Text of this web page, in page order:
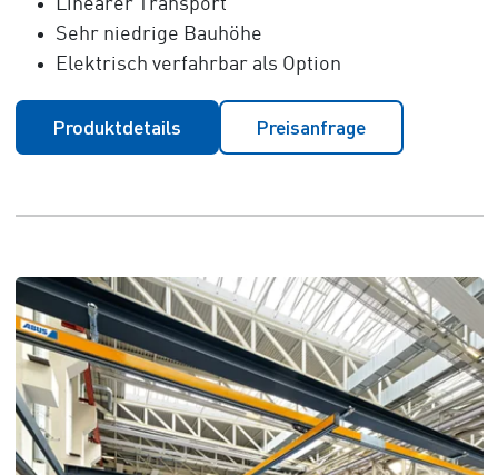
Linearer Transport
Sehr niedrige Bauhöhe
Elektrisch verfahrbar als Option
Produktdetails Preisanfrage